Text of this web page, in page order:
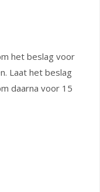
het beslag voor
Laat het beslag
daarna voor 15